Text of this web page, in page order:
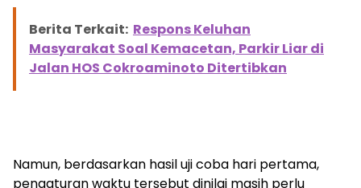
Berita Terkait: Respons Keluhan
Masyarakat Soal Kemacetan, Parkir Liar di
Jalan HOS Cokroaminoto Ditertibkan
Namun, berdasarkan hasil uji coba hari pertama,
pengaturan waktu tersebut dinilai masih perlu